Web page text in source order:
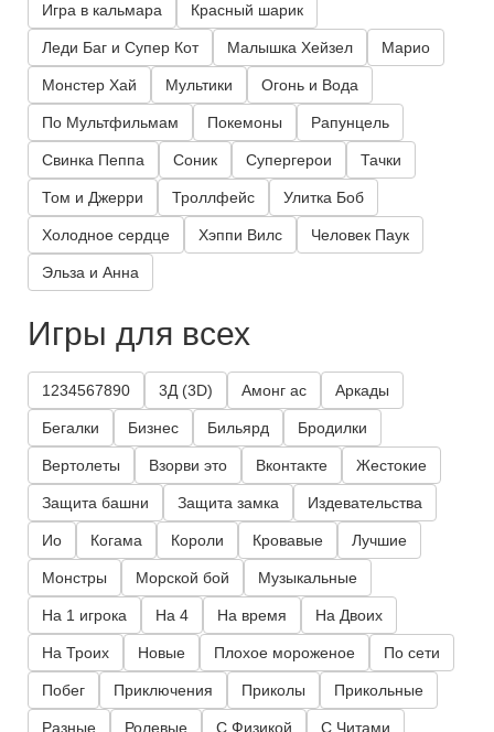
Игра в кальмара Красный шарик
Леди Баг и Супер Кот Малышка Хейзел Марио
Монстер Хай Мультики Огонь и Вода
По Мультфильмам Покемоны Рапунцель
Свинка Пеппа Соник Супергерои Тачки
Том и Джерри Троллфейс Улитка Боб
Холодное сердце Хэппи Вилс Человек Паук
Эльза и Анна
Игры для всех
1234567890 3Д (3D) Амонг ас Аркады
Бегалки Бизнес Бильярд Бродилки
Вертолеты Взорви это Вконтакте Жестокие
Защита башни Защита замка Издевательства
Ио Когама Короли Кровавые Лучшие
Монстры Морской бой Музыкальные
На 1 игрока На 4 На время На Двоих
На Троих Новые Плохое мороженое По сети
Побег Приключения Приколы Прикольные
Разные Ролевые С Физикой С Читами